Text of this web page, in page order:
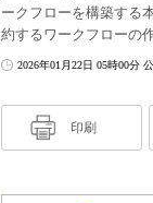
ークフローを構築する
約するワークフローの
2026年01月22日 05時00分
印刷